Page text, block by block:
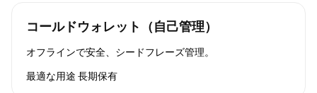
コールドウォレット（自己管理）
オフラインで安全、シードフレーズ管理。
最適な用途 長期保有